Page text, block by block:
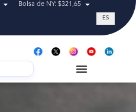
Bolsa de NY: $321,65 Tasa de
ES